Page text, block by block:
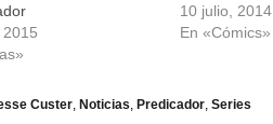
10 julio, 2014
En «Cómics»
Custer, Noticias, Predicador, Series